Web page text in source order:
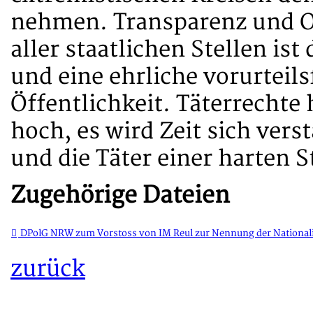
nehmen. Transparenz und
aller staatlichen Stellen ist
und eine ehrliche
Öffentlichkeit. Täterrechte
hoch, es wird Zeit sich
und die Täter einer harten
Zugehörige Dateien
DPolG NRW zum Vorstoss von IM Reul zur Nennung der
zurück